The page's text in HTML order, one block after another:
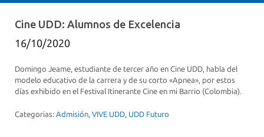
Cine UDD: Alumnos de Excelencia
16/10/2020
Domingo Jeame, estudiante de tercer año en Cine UDD, habla del
modelo educativo de la carrera y de su corto «Apnea», por estos
días exhibido en el Festival Itinerante Cine en mi Barrio (Colombia).
Categorias: Admisión, VIVE UDD, UDD Futuro